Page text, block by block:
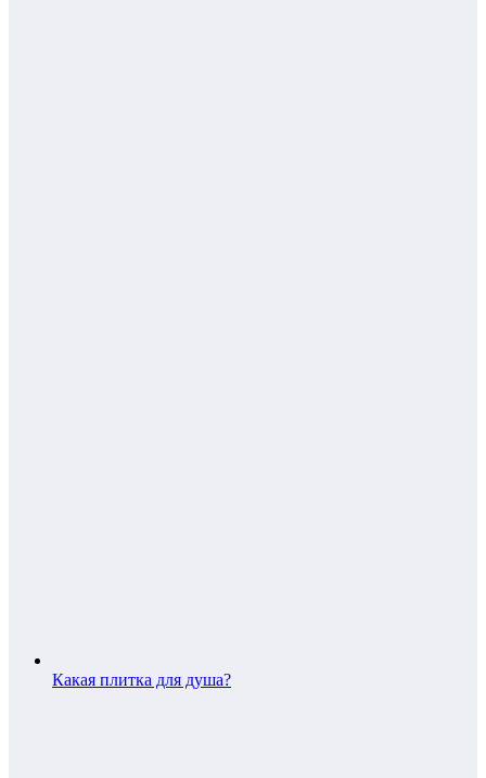
Какая плитка для душа?